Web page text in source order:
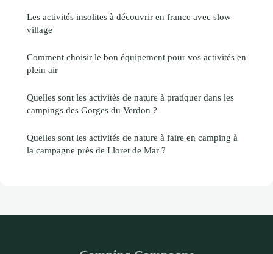
Les activités insolites à découvrir en france avec slow
village
Comment choisir le bon équipement pour vos activités en
plein air
Quelles sont les activités de nature à pratiquer dans les
campings des Gorges du Verdon ?
Quelles sont les activités de nature à faire en camping à
la campagne près de Lloret de Mar ?